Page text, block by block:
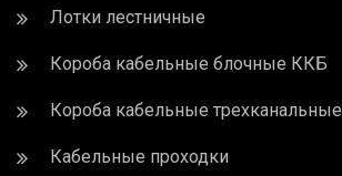
Лотки лестничные
Короба кабельные блочные ККБ
Короба кабельные трехканальные
Кабельные проходки